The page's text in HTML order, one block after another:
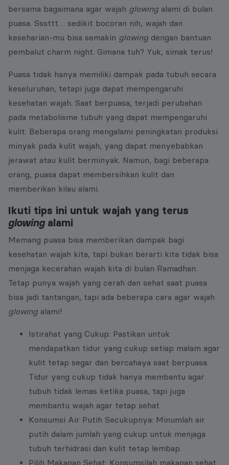
bersama bagaimana agar wajah glowing alami di bulan
puasa. Sssttt… sedikit bocoran nih, wajah dan
keseharian-mu bisa semakin glowing dengan bantuan
pembalut charm night. Gimana tuh? Yuk, simak terus!
Puasa tidak hanya memiliki dampak pada tubuh secara
keseluruhan, tetapi juga dapat mempengaruhi
kesehatan wajah. Saat berpuasa, terjadi perubahan
pada metabolisme tubuh yang dapat mempengaruhi
kulit. Beberapa orang mengalami peningkatan produksi
minyak pada kulit wajah, yang dapat menyebabkan
jerawat atau kulit berminyak. Namun, bagi beberapa
orang, puasa dapat membersihkan kulit dan
memberikan kilau alami.
Ikuti tips ini untuk wajah yang terus
glowing alami
Memang puasa bisa memberikan dampak bagi
kesehatan wajah kita, tapi bukan berarti kita tidak bisa
menjaga kecerahan wajah kita di bulan Ramadhan.
Tetap punya wajah yang cerah dan sehat saat puasa
bisa jadi tantangan, tapi ada beberapa cara agar wajah
glowing alami!
Istirahat yang Cukup: Pastikan untuk
mendapatkan tidur yang cukup setiap malam agar
kulit tetap segar dan bercahaya saat berpuasa.
Tidur yang cukup tidak hanya membantu agar
tubuh tidak lemas ketika puasa, tapi juga
membantu wajah agar tetap sehat.
Konsumsi Air Putih Secukupnya: Minumlah air
putih dalam jumlah yang cukup untuk menjaga
tubuh terhidrasi dan kulit tetap lembap.
Pilih Makanan Sehat: Konsumsilah makanan sehat